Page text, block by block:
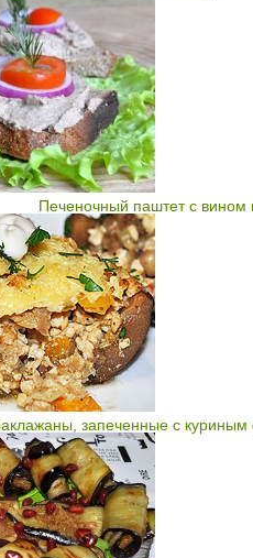
Печеночный паштет с вином
запеченные с